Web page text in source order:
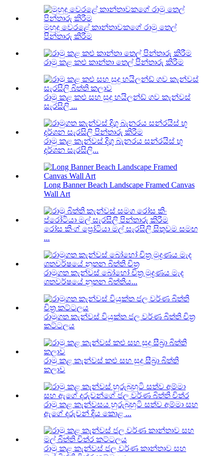
මුහුදු වෙරළේ කාන්තාවකගේ රාමු තෙල්
පින්තාරු කිරීම
රාමු කළ කළු කාන්තා තෙල් පින්තාරු කිරීම
රාමු කළ කළු සහ සුදු හයිලන්ඩ් ගව කැන්වස්
සැරසිලි ...
රාමු කළ කැන්වස් දිගු බැනරය සන්රයිස් භූ
දර්ශන සැරසිලි...
Long Banner Beach Landscape Framed Canvas
Wall Art
රෝස කිංග් ප්‍රෝටියා මල් සැරසිලි සිතුවම සමඟ
...
රාමුගත කැන්වස් බෝහෝ චිත්‍ර මුද්‍රණය මැද
ශතවර්ෂයේ නූතන බිත්තිය...
රාමුගත කැන්වස් වියුක්ත ජල වර්ණ බිත්ති චිත්‍ර
කට්ටලය
රාමු කළ කැන්වස් කළු සහ සුදු සීබ්‍රා බිත්ති
කලාව
රාමු කළ කැන්වසය හුරුබුහුටි සත්ව අම්මා සහ
ඇගේ දරුවන් දිය කොළ ...
රාමු කළ කැන්වස් ජල වර්ණ කාන්තාව සහ